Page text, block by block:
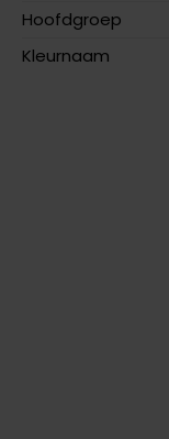
Hoofdgroep
Kleurnaam